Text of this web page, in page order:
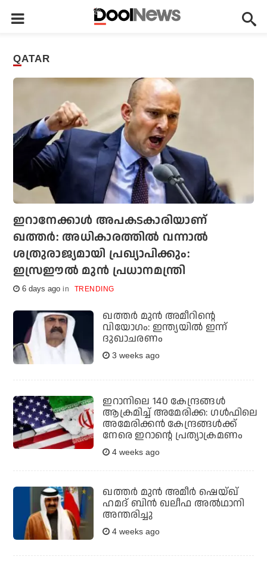
QATAR
ഇറാനേക്കാള്‍ അപകടകാരിയാണ്
ഖത്തര്‍: അധികാരത്തില്‍ വന്നാല്‍
ശത്രുരാജ്യമായി പ്രഖ്യാപിക്കും:
ഇസ്രഈല്‍ മുന്‍ പ്രധാനമന്ത്രി
6 days ago TRENDING
ഖത്തര്‍ മുന്‍ അമീറിന്റെ
വിയോഗം: ഇന്ത്യയില്‍ ഇന്ന്
ദുഖാചരണം
3 weeks ago
ഇറാനിലെ 140 കേന്ദ്രങ്ങള്‍
ആക്രമിച്ച് അമേരിക്ക: ഗള്‍ഫിലെ
അമേരിക്കന്‍ കേന്ദ്രങ്ങള്‍ക്ക്
നേരെ ഇറാന്റെ പ്രത്യാക്രമണം
4 weeks ago
ഖത്തര്‍ മുന്‍ അമീര്‍ ഷെയ്ഖ്
ഹമദ് ബിന്‍ ഖലീഫ അല്‍ഥാനി
അന്തരിച്ചു
4 weeks ago